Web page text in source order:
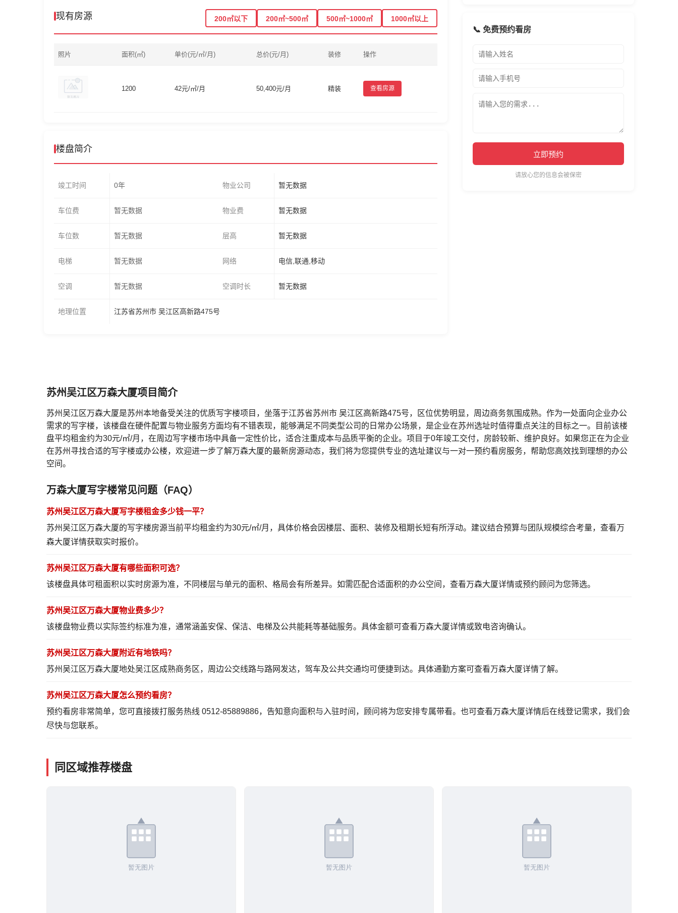
现有房源 200㎡以下 200㎡~500㎡ 500㎡~1000㎡ 1000㎡以上
照片 面积(㎡) 单价(元/㎡/月) 总价(元/月) 装修 操作
1200 42元/㎡/月 50,400元/月 精装 查看房源
楼盘简介
竣工时间 0年 物业公司 暂无数据
车位费 暂无数据 物业费 暂无数据
车位数 暂无数据 层高 暂无数据
电梯 暂无数据 网络 电信,联通,移动
空调 暂无数据 空调时长 暂无数据
地理位置 江苏省苏州市 吴江区高新路475号
📞 免费预约看房
立即预约
请放心您的信息会被保密
苏州吴江区万森大厦项目简介
苏州吴江区万森大厦是苏州本地备受关注的优质写字楼项目，坐落于江苏省苏州市 吴江区高新路475号，区位优势明显，周边商务氛围成熟。作为一处面向企业办公
需求的写字楼，该楼盘在硬件配置与物业服务方面均有不错表现，能够满足不同类型公司的日常办公场景，是企业在苏州选址时值得重点关注的目标之一。目前该楼
盘平均租金约为30元/㎡/月，在周边写字楼市场中具备一定性价比，适合注重成本与品质平衡的企业。项目于0年竣工交付，房龄较新、维护良好。如果您正在为企业
在苏州寻找合适的写字楼或办公楼，欢迎进一步了解万森大厦的最新房源动态，我们将为您提供专业的选址建议与一对一预约看房服务，帮助您高效找到理想的办公
空间。
万森大厦写字楼常见问题（FAQ）
苏州吴江区万森大厦写字楼租金多少钱一平？
苏州吴江区万森大厦的写字楼房源当前平均租金约为30元/㎡/月，具体价格会因楼层、面积、装修及租期长短有所浮动。建议结合预算与团队规模综合考量， 查看万
森大厦详情获取实时报价。
苏州吴江区万森大厦有哪些面积可选？
该楼盘具体可租面积以实时房源为准，不同楼层与单元的面积、格局会有所差异。如需匹配合适面积的办公空间， 查看万森大厦详情或预约顾问为您筛选。
苏州吴江区万森大厦物业费多少？
该楼盘物业费以实际签约标准为准，通常涵盖安保、保洁、电梯及公共能耗等基础服务。具体金额可查看万森大厦详情或致电咨询确认。
苏州吴江区万森大厦附近有地铁吗？
苏州吴江区万森大厦地处吴江区成熟商务区，周边公交线路与路网发达，驾车及公共交通均可便捷到达。具体通勤方案可查看万森大厦详情了解。
苏州吴江区万森大厦怎么预约看房？
预约看房非常简单，您可直接拨打服务热线 0512-85889886，告知意向面积与入驻时间，顾问将为您安排专属带看。也可查看万森大厦详情后在线登记需求，我们会
尽快与您联系。
同区域推荐楼盘